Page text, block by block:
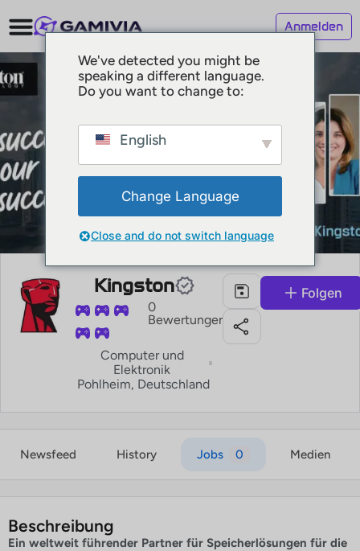
Anmelden
Kingston
0
Bewertungen
Computer und
Elektronik
Pohlheim, Deutschland
Folgen
Newsfeed History Jobs 0 Medien
Beschreibung
Ein weltweit führender Partner für Speicherlösungen für die
We've detected you might be
speaking a different language.
Do you want to change to:
English
Change Language
Close and do not switch language